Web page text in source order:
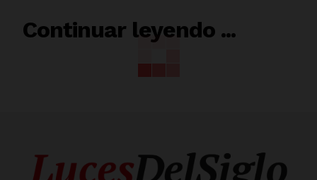
Continuar leyendo ...
RELACIONADO